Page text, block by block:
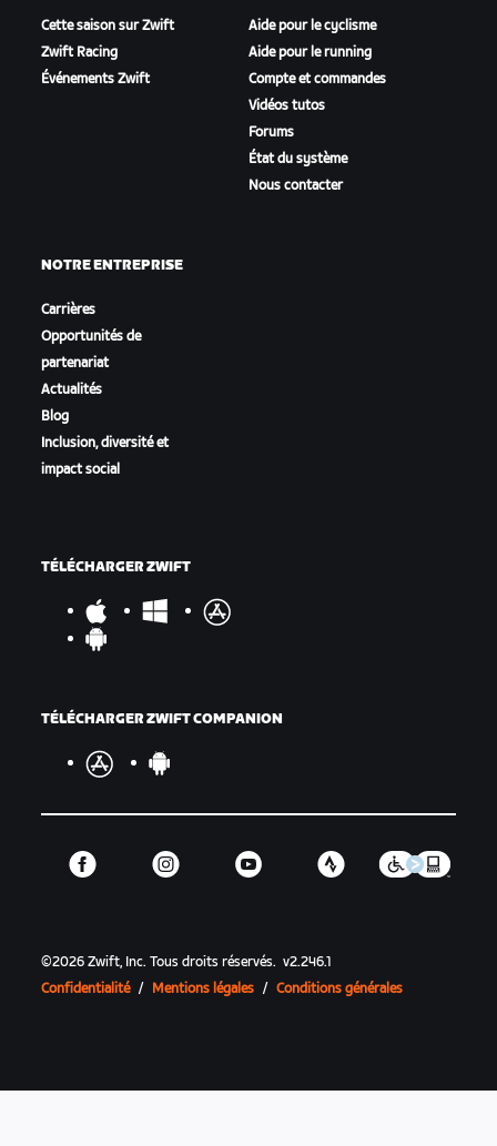
Cette saison sur Zwift
Zwift Racing
Événements Zwift
Aide pour le cyclisme
Aide pour le running
Compte et commandes
Vidéos tutos
Forums
État du système
Nous contacter
NOTRE ENTREPRISE
Carrières
Opportunités de
partenariat
Actualités
Blog
Inclusion, diversité et
impact social
TÉLÉCHARGER ZWIFT
TÉLÉCHARGER ZWIFT COMPANION
©2026 Zwift, Inc.Tous droits réservés. v2.246.1
Confidentialité / Mentions légales / Conditions générales